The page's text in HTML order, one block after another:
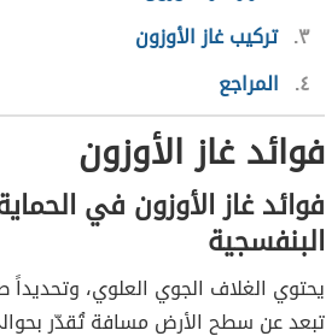
٣ تركيب غاز الأوزون
٤ المراجع
فوائد غاز الأوزون
فوائد غاز الأوزون في
البنفسجية
يحتوي الغلاف الجوي العلوي، وتحديداً